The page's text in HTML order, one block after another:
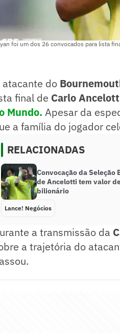
foi um dos 26 convocados para lista
atacante do
final de Carlo
Mundo. Apesar da
a família do jogador
RELACIONADAS
Convocação da Seleção
de Ancelotti tem valor
bilionário
Lance! Negócios
a transmissão da
a trajetória do